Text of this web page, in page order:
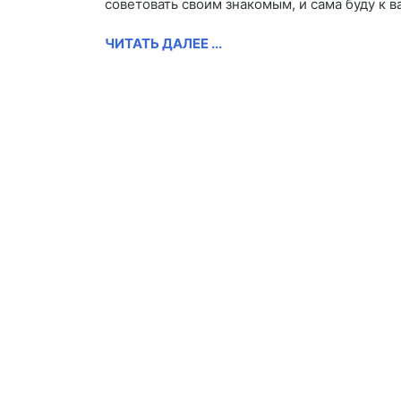
советовать своим знакомым, и сама буду к
ЧИТАТЬ ДАЛЕЕ ...